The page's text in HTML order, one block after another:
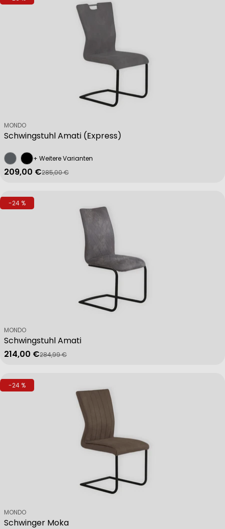
Schwingstuhl Amati (Express)
Verkäufer:
MONDO
+ Weitere Varianten
Verkaufspreis
209,00 €
Regulärer Preis
285,00 €
-24 %
Schwingstuhl Amati
Verkäufer:
MONDO
Verkaufspreis
214,00 €
Regulärer Preis
284,99 €
-24 %
Schwinger Moka
Verkäufer:
MONDO